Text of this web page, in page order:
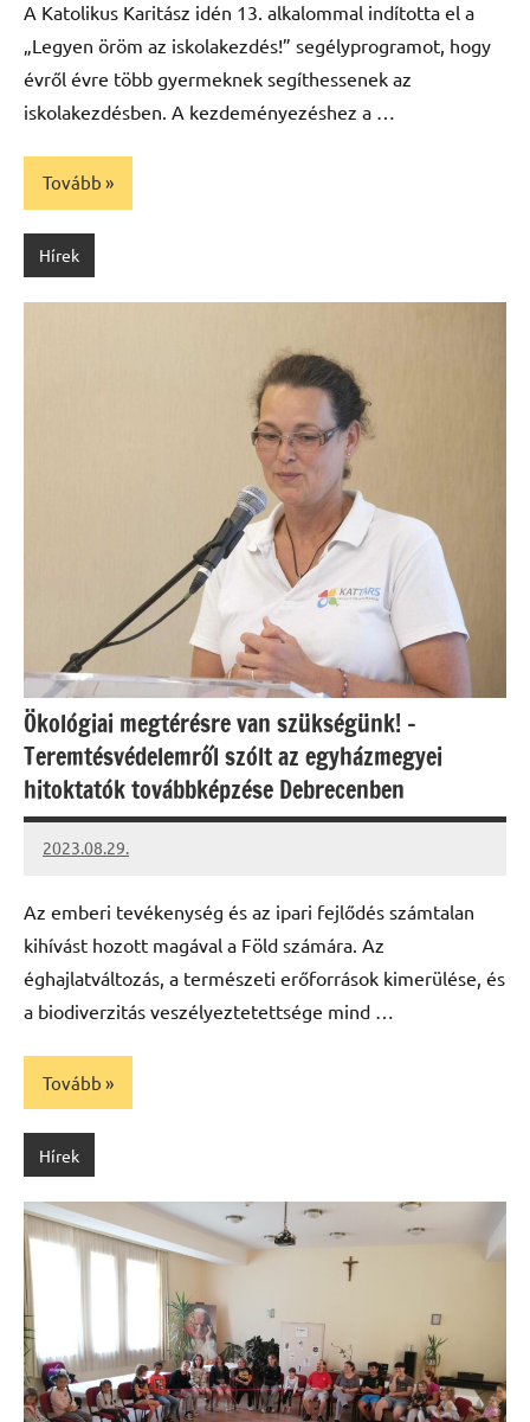
A Katolikus Karitász idén 13. alkalommal indította el a
„Legyen öröm az iskolakezdés!” segélyprogramot, hogy
évről évre több gyermeknek segíthessenek az
iskolakezdésben. A kezdeményezéshez a …
Tovább
Hírek
Ökológiai megtérésre van szükségünk! –
Teremtésvédelemről szólt az egyházmegyei
hitoktatók továbbképzése Debrecenben
2023.08.29.
kovacs.agi
Az emberi tevékenység és az ipari fejlődés számtalan
kihívást hozott magával a Föld számára. Az
éghajlatváltozás, a természeti erőforrások kimerülése, és
a biodiverzitás veszélyeztetettsége mind …
Tovább
Hírek